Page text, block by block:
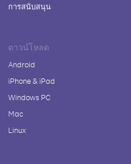
การสนับสนุน
ดาวน์โหลด
Android
iPhone & iPad
Windows PC
Mac
Linux